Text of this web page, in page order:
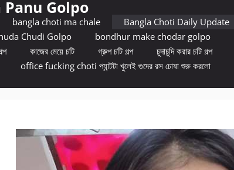
Panu Golpo
bangla choti ma chale Bangla Choti Daily Update
Chudi Golpo
bondhur make chodar golpo
কাজের মেয়ে চটি গ্রুপ চটি গল্প চুদাচুদি করার চটি গল্প
office fucking choti প্যান্টটা খুলেই গুদের রস চোষা শুরু করলো